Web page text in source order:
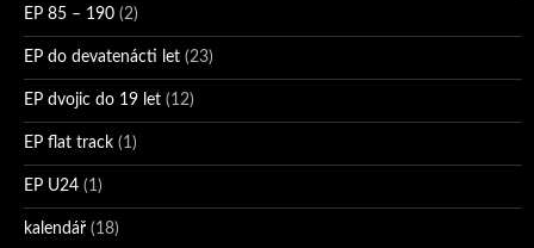
EP 85 – 190 (2)
EP do devatenácti let (23)
EP dvojic do 19 let (12)
EP flat track (1)
EP U24 (1)
kalendář (18)